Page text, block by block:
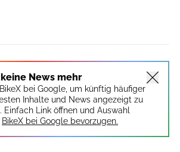
News mehr
bei Google, um künftig häufiger
Inhalte und News angezeigt zu
Einfach Link öffnen und Auswahl
BikeX bei Google bevorzugen.